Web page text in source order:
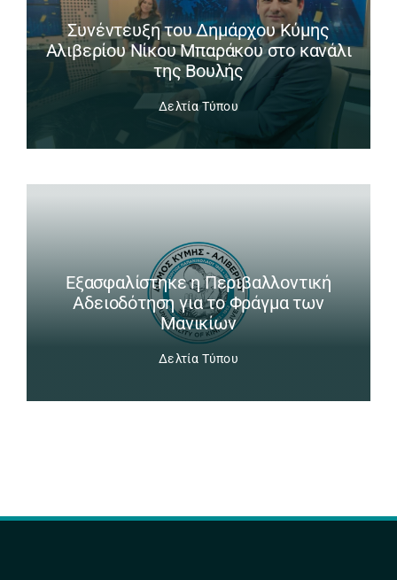
Συνέντευξη του Δημάρχου Κύμης
Αλιβερίου Νίκου Μπαράκου στο κανάλι
της Βουλής
Δελτία Τύπου
Εξασφαλίστηκε η Περιβαλλοντική
Αδειοδότηση για το Φράγμα των
Μανικίων
Δελτία Τύπου